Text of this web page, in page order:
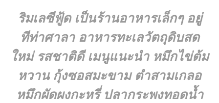
ริมเลซีฟู้ดเป็นร้านอาหารเล็กๆ อยู่
ทีท่าศาลา อาหารทะเลวัตถุดิบสด
ใหม่ รสชาติดี เมนูแนะนำ หมึกไข่ต้ม
หวาน กุ้งซอสมะขาม ตำสามเกลอ
หมึกผัดผงกะหรี่ ปลากระพงทอดน้ำ